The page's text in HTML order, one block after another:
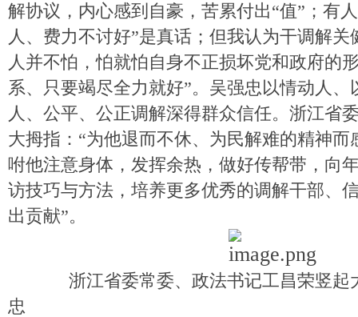
解协议，内心感到自豪，苦累付出“值”；有
人、费力不讨好”是真话；但我认为干调解
人并不怕，怕就怕自身不正损坏党和政府的
系、只要竭尽全力就好”。吴强忠以情动人、
人、公平、公正调解深得群众信任。浙江省
大拇指：“为他退而不休、为民解难的精神而
咐他注意身体，发挥余热，做好传帮带，向
访技巧与方法，培养更多优秀的调解干部、
出贡献”。
浙江省委常委、政法书记工昌荣竖起
忠